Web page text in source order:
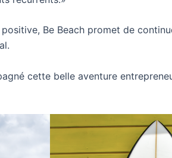
Be Beach promet de
cette belle aventure